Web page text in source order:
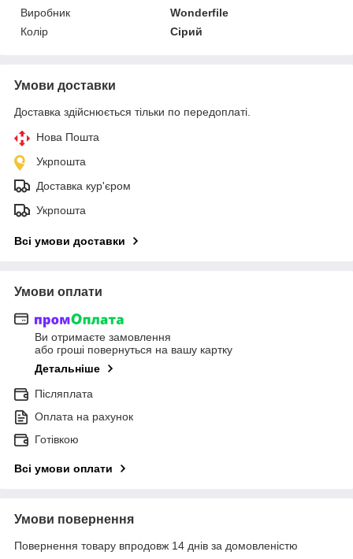
Виробник
Wonderfile
Колір
Сірий
Умови доставки
Доставка здійснюється тільки по передоплаті.
Нова Пошта
Укрпошта
Доставка кур'єром
Укрпошта
Всі умови доставки
Умови оплати
Ви отримаєте замовлення
або гроші повернуться на вашу картку
Детальніше
Післяплата
Оплата на рахунок
Готівкою
Всі умови оплати
Умови повернення
Повернення товару впродовж 14 днів за домовленістю